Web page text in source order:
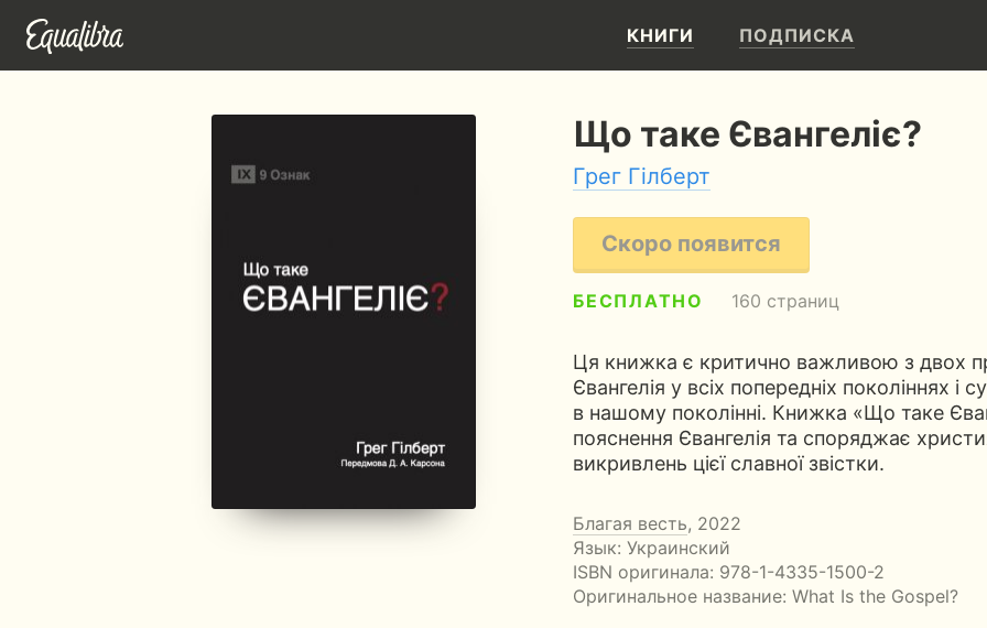
КНИГИ ПОДПИСКА
Що таке Євангеліє?
Грег Гілберт
Скоро появится
БЕСПЛАТНО 160 страниц
Ця книжка є критично важливою з двох
Євангелія у всіх попередніх поколіннях і
в нашому поколінні. Книжка «Що таке
пояснення Євангелія та споряджає
викривлень цієї славної звістки.
Благая весть, 2022
Язык: Украинский
ISBN оригинала: 978-1-4335-1500-2
Оригинальное название: What Is the Gospel?